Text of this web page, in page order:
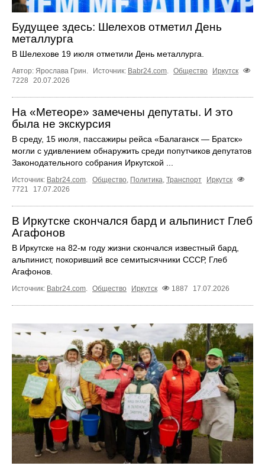
Будущее здесь: Шелехов отметил День
металлурга
В Шелехове 19 июля отметили День металлурга.
Автор: Ярослава Грин. Источник: Babr24.com. Общество
Иркутск
7228
20.07.2026
На «Метеоре» замечены депутаты. И это
была не экскурсия
В среду, 15 июля, пассажиры рейса «Балаганск — Братск»
могли с удивлением обнаружить среди попутчиков депутатов
Законодательного собрания Иркутской ...
Источник: Babr24.com. Общество, Политика, Транспорт
Иркутск
7721
17.07.2026
В Иркутске скончался бард и альпинист Глеб
Агафонов
В Иркутске на 82‑м году жизни скончался известный бард,
альпинист, покоривший все семитысячники СССР, Глеб
Агафонов.
Источник: Babr24.com. Общество Иркутск 1887 17.07.2026